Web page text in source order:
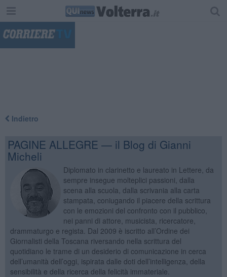
Indietro
PAGINE ALLEGRE — il Blog di Gianni
Micheli
Diplomato in clarinetto e laureato in Lettere, da
sempre insegue molteplici passioni, dalla
scena alla scuola, dalla scrivania alla carta
stampata, coniugando il piacere della scrittura
con le emozioni del confronto con il pubblico,
nei panni di attore, musicista, ricercatore,
drammaturgo e regista. Dal 2009 è iscritto all’Ordine dei
Giornalisti della Toscana riversando nella scrittura del
quotidiano le trame di un desiderio di comunicazione in cerca
dell’umanità dell’oggi, ispirata dalle doti dell’intelligenza, della
sensibilità e della ricerca della felicità immateriale.